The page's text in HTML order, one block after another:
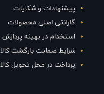
پیشنهادات و شکایات
گارانتی اصلی محصولات
استخدام در بهینه پردازش
شرایط ضمانت بازگشت کالا
پرداخت در محل تحویل کالا